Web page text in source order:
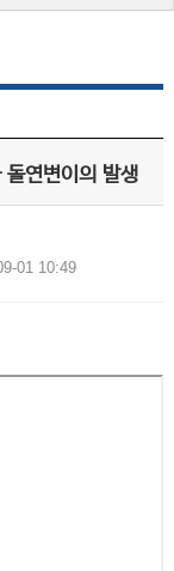
연변이의 발생
01 10:49